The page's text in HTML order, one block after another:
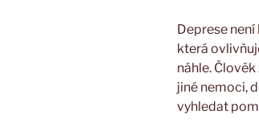
Deprese
která
náhle.
jiné nemoci,
vyhledat